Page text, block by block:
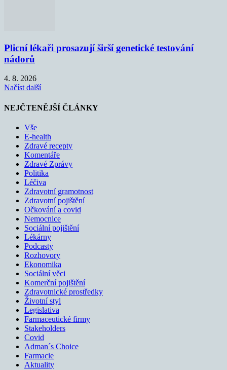
Plicní lékaři prosazují širší genetické testování
nádorů
4. 8. 2026
Načíst další
NEJČTENĚJŠÍ ČLÁNKY
Vše
E-health
Zdravé recepty
Komentáře
Zdravé Zprávy
Politika
Léčiva
Zdravotní gramotnost
Zdravotní pojištění
Očkování a covid
Nemocnice
Sociální pojištění
Lékárny
Podcasty
Rozhovory
Ekonomika
Sociální věci
Komerční pojištění
Zdravotnické prostředky
Životní styl
Legislativa
Farmaceutické firmy
Stakeholders
Covid
Adman´s Choice
Farmacie
Aktuality